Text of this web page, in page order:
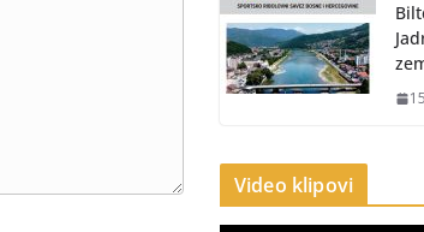
Video klipovi